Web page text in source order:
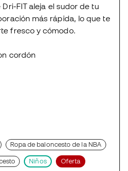
FIT aleja el sudor de tu
más rápida, lo que te
fresco y cómodo.
cordón
Ropa de baloncesto de la NBA
Niños Oferta